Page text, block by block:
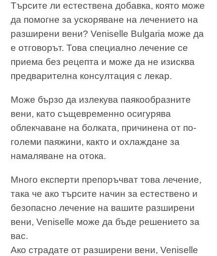
Търсите ли естествена добавка, която може
да помогне за ускоряване на лечението на
разширени вени? Veniselle Bulgaria може да
е отговорът. Това специално лечение се
приема без рецепта и може да не изисква
предварителна консултация с лекар.
Може бързо да излекува паякообразните
вени, като същевременно осигурява
облекчаване на болката, причинена от по-
големи паяжини, както и охлаждане за
намаляване на отока.
Много експерти препоръчват това лечение,
така че ако търсите начин за естествено и
безопасно лечение на вашите разширени
вени, Veniselle може да бъде решението за
вас.
Ако страдате от разширени вени, Veniselle